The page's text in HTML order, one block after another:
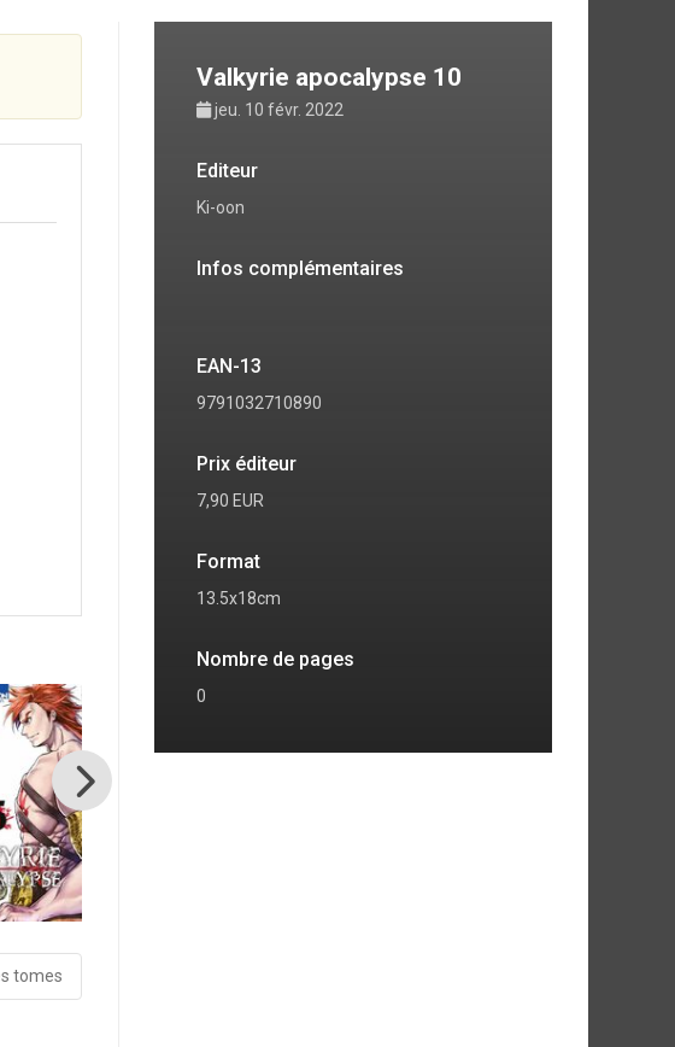
tomes
Valkyrie apocalypse 10
jeu. 10 févr. 2022
Editeur
Ki-oon
Infos complémentaires
EAN-13
9791032710890
Prix éditeur
7,90 EUR
Format
13.5x18cm
Nombre de pages
0